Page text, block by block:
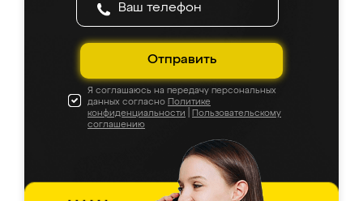
Отправить
Я соглашаюсь на передачу персональных
данных согласно Политике
конфиденциальности
Пользовательскому
соглашению